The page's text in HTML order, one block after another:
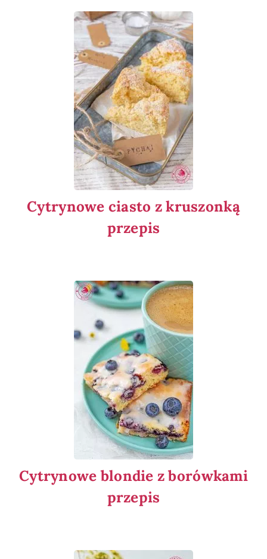
Cytrynowe ciasto z kruszonką
przepis
Cytrynowe blondie z borówkami
przepis